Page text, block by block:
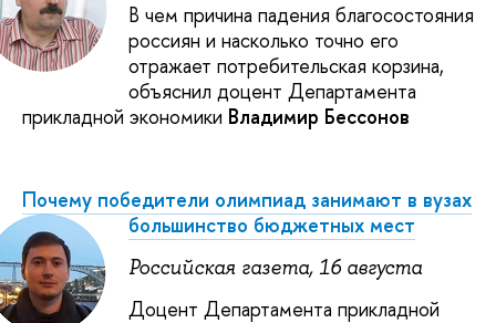
В чем причина падения благосостояния
россиян и насколько точно его
отражает потребительская корзина,
объяснил доцент Департамента
прикладной экономики Владимир Бессонов
Почему победители олимпиад занимают в вузах
большинство бюджетных мест
Российская газета, 16 августа
Доцент Департамента прикладной